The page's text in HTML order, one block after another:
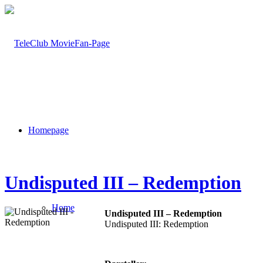
Homepage
Home
Undisputed III – Redemption
Undisputed III – Redemption
Undisputed III: Redemption